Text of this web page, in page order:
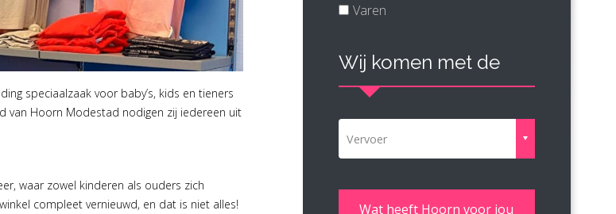
speciaalzaak voor baby’s, kids en tieners
van Hoorn Modestad nodigen zij iedereen uit
waar zowel kinderen als ouders zich
compleet vernieuwd, en dat is niet alles!
Varen
Wij komen met de
Vervoer